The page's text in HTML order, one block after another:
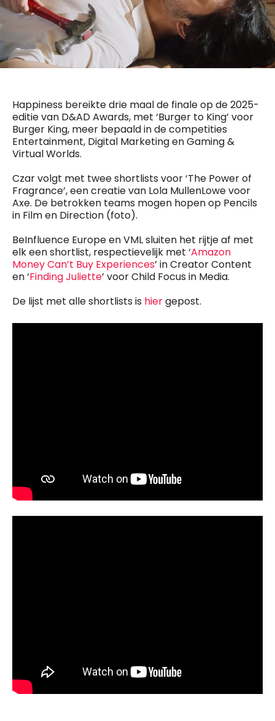
Happiness bereikte drie maal de finale op de 2025-
editie van D&AD Awards, met ‘Burger to King’ voor
Burger King, meer bepaald in de competities
Entertainment, Digital Marketing en Gaming &
Virtual Worlds.
Czar volgt met twee shortlists voor ‘The Power of
Fragrance’, een creatie van Lola MullenLowe voor
Axe. De betrokken teams mogen hopen op Pencils
in Film en Direction (foto).
BeInfluence Europe en VML sluiten het rijtje af met
elk een shortlist, respectievelijk met ‘Amazon
Money Can’t Buy Experiences’ in Creator Content
en ‘Finding Juliette’ voor Child Focus in Media.
De lijst met alle shortlists is hiergepost.
Fred Bouchar
0498 88 64 89
f.bouchar@mm.be
Chief Editor
g.byl@mm.be
Chief Editor
Damien Lemaire
0477 37 31 65
BEVESTIGEN
Daily
1 x week
MM Brunch
1 x week
MM Tech
10 x year
MM Best of
Research
10 x year
4 x year
(digital)
Vragen ?